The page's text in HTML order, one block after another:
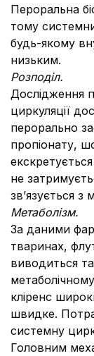
Пероральна
тому
будь-якому
низьким.
Розподіл.
Дослідження
циркуляції
перорально
пропіонату,
не
зв’язується з
Метаболізм.
За даними
тваринах,
виводиться
кліренс
швидке.
системну
Головним